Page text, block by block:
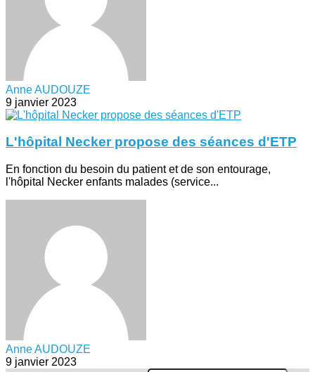
Anne AUDOUZE
9 janvier 2023
L'hôpital Necker propose des séances d'ETP
En fonction du besoin du patient et de son entourage,
l'hôpital Necker enfants malades (service...
Anne AUDOUZE
9 janvier 2023